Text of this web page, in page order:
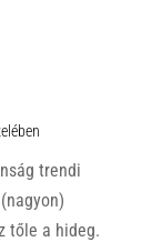
trendi
tőle a hideg.